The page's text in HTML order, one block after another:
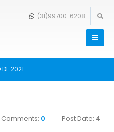
(31)99700-6208
DE 2021
Comments: 0 Post Date: 4